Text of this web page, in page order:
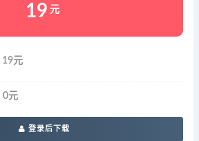
19 元
19元
0元
登录后下载